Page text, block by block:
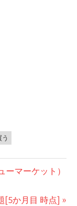
う
ーマーケット）
[5か月目 時点]